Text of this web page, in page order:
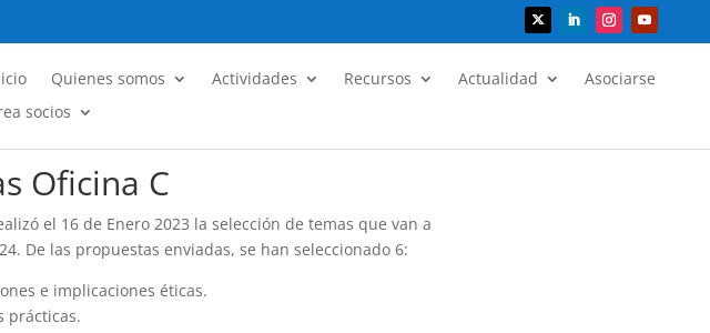
Quienes somos Actividades Recursos Actualidad
Asociarse
socios
Oficina C
el 16 de Enero 2023 la selección de temas que van a
De las propuestas enviadas, se han seleccionado 6:
e implicaciones éticas.
prácticas.